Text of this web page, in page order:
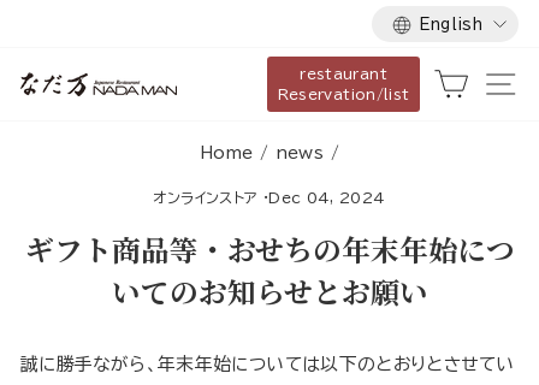
content
Language
English
restaurant
Reservation/list
Cart
Home / news /
オンラインストア ·Dec 04, 2024
ギフト商品等・おせちの年末年始につ
いてのお知らせとお願い
誠に勝手ながら、年末年始については以下のとおりとさせてい